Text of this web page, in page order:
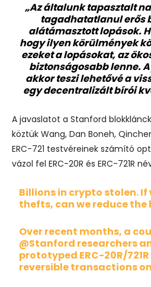
„Az általunk tapasztalt
tagadhatatlanul erős
alátámasztott lopások.
hogy ilyen körülmények
ezeket a lopásokat, az
biztonságosabb lenne.
akkor teszi lehetővé a
egy decentralizált bírói
A javaslatot a Stanford
köztük Wang, Dan Boneh,
ERC-721 testvéreinek számító
vázol fel ERC-20R és ERC-721R
Billions in crypto stolen.
thefts, can we reduce
Over recent months, a
@Stanford researchers
prototyped ERC-20R/
reversible transactions on